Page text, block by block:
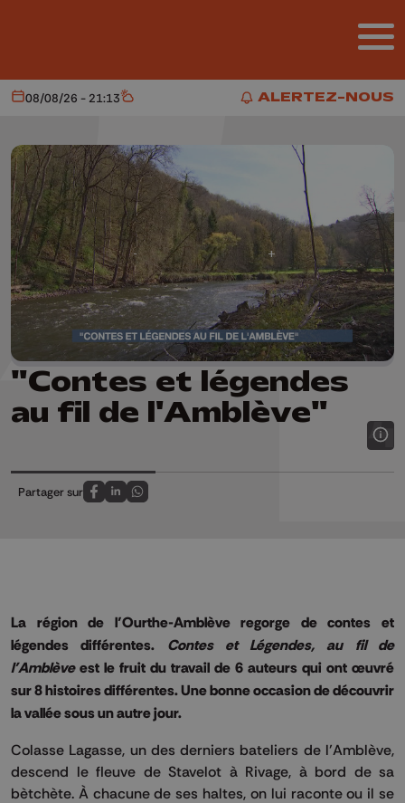
ALERTEZ-NOUS
ALERTEZ-NOUS
Aujourd'hui
08/08/26 - 21:13 Météo
"Contes et légendes
au fil de l'Amblève"
Partager sur
Partagez sur FaceBook
Partagez sur LinkedIn
Partagez sur Whatsapp
La région de l’Ourthe-Amblève regorge de contes et
légendes différentes. Contes et Légendes, au fil de
l’Amblèveest le fruit du travail de 6 auteurs qui ont œuvré
sur 8 histoires différentes. Une bonne occasion de découvrir
la vallée sous un autre jour.
Colasse Lagasse, un des derniers bateliers de l’Amblève,
descend le fleuve de Stavelot à Rivage, à bord de sa
bètchète. À chacune de ses haltes, on lui raconte ou il se